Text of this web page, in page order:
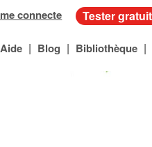
connecte Tester
Aide | Blog | Bibliothèque |